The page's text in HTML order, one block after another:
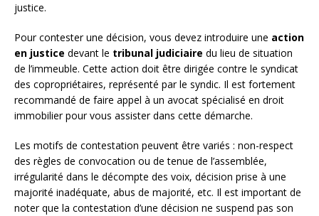
justice.
Pour contester une décision, vous devez introduire une action
en justice devant le tribunal judiciaire du lieu de situation
de l’immeuble. Cette action doit être dirigée contre le syndicat
des copropriétaires, représenté par le syndic. Il est fortement
recommandé de faire appel à un avocat spécialisé en droit
immobilier pour vous assister dans cette démarche.
Les motifs de contestation peuvent être variés : non-respect
des règles de convocation ou de tenue de l’assemblée,
irrégularité dans le décompte des voix, décision prise à une
majorité inadéquate, abus de majorité, etc. Il est important de
noter que la contestation d’une décision ne suspend pas son